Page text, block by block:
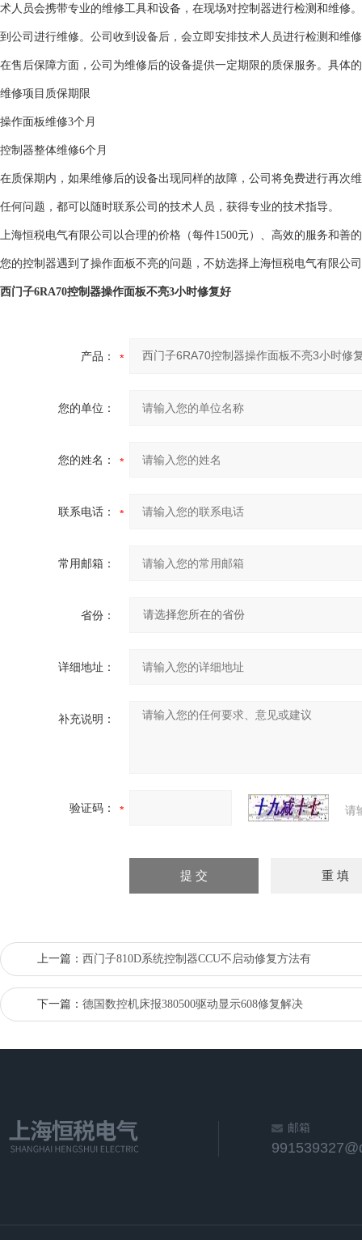
术人员会携带专业的维修工具和设备，在现场对控制器进行检测和维修
到公司进行维修。公司收到设备后，会立即安排技术人员进行检测和维
在售后保障方面，公司为维修后的设备提供一定期限的质保服务。具体
维修项目 质保期限
操作面板维修3个月
控制器整体维修6个月
在质保期内，如果维修后的设备出现同样的故障，公司将免费进行再次
任何问题，都可以随时联系公司的技术人员，获得专业的技术指导。
上海恒税电气有限公司以合理的价格（每件1500元）、高效的服务和善
您的控制器遇到了操作面板不亮的问题，不妨选择上海恒税电气有限公
西门子6RA70控制器操作面板不亮3小时修复好
产品：
您的单位：
您的姓名：
联系电话：
常用邮箱：
省份：
详细地址：
补充说明：
验证码： 请
上一篇： 西门子810D系统控制器CCU不启动修复方法有
下一篇： 德国数控机床报380500驱动显示608修复解决
邮箱